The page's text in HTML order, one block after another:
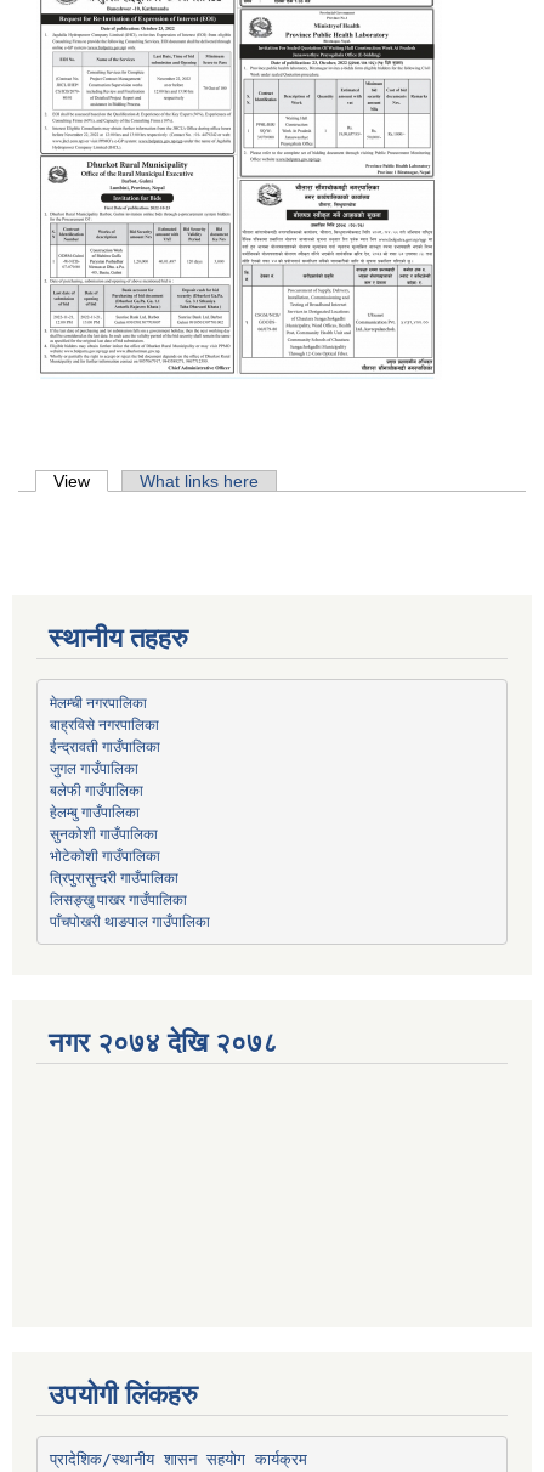
Primary tabs
View (active tab)What links here
स्थानीय तहहरु
मेलम्ची नगरपालिका
बाह्रविसे नगरपालिका
ईन्द्रावती गाउँपालिका
जुगल गाउँपालिका
बलेफी गाउँपालिका
हेलम्बु गाउँपालिका
सुनकोशी गाउँपालिका
भोटेकोशी गाउँपालिका
त्रिपुरासुन्दरी गाउँपालिका
लिसङ्खु पाखर गाउँपालिका
पाँचपोखरी थाङपाल गाउँपालिका
नगर २०७४ देखि २०७८
उपयोगी लिंकहरु
प्रादेशिक/स्थानीय शासन सहयोग कार्यक्रम